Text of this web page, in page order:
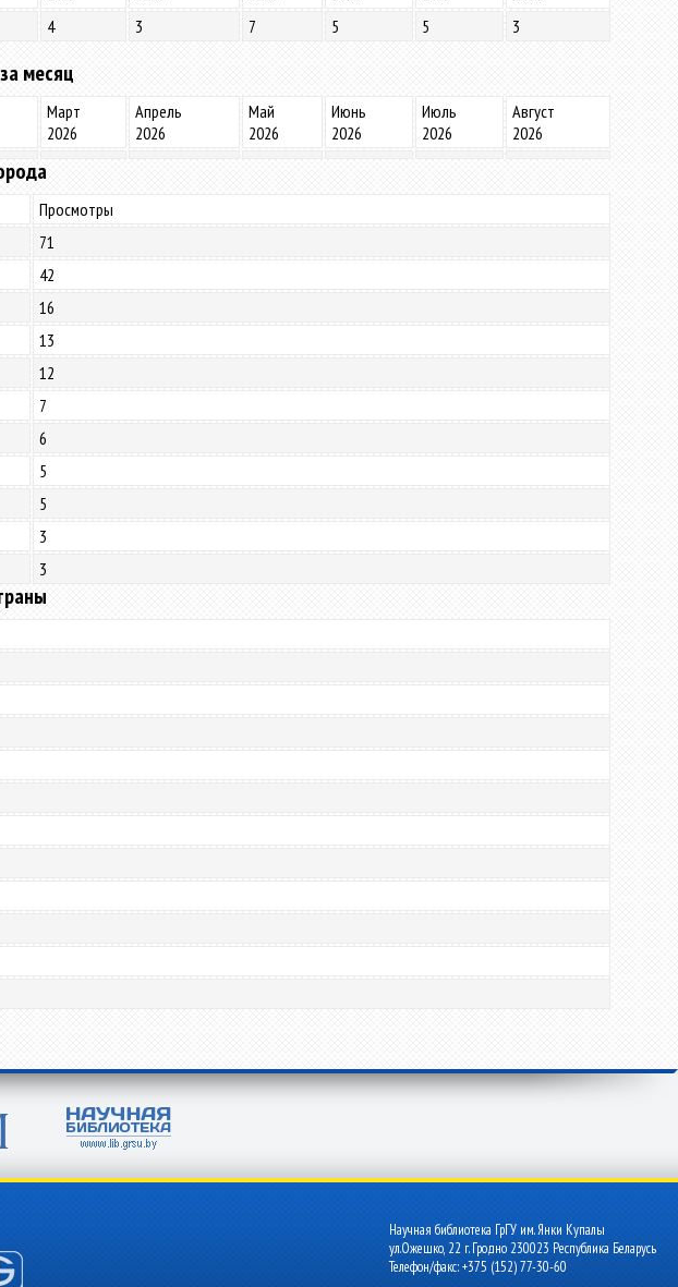
4 3 7 5 5 3
месяц
Март
2026
Апрель
2026
Май
2026
Июнь
2026
Июль
2026
Август
2026
Просмотры
71
42
16
13
12
7
6
5
5
3
3
Научная библиотека ГрГУ им. Янки Купалы
ул.Ожешко, 22 г. Гродно 230023 Республика Беларусь
Телефон/факс: +375 (152) 77-30-60